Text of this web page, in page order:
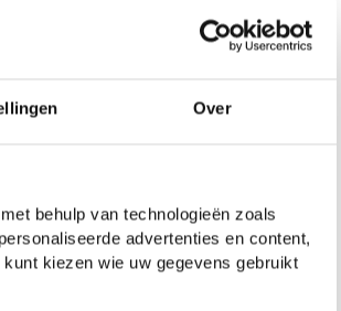
Over
behulp van technologieën zoals
advertenties en content,
kiezen wie uw gegevens gebruikt